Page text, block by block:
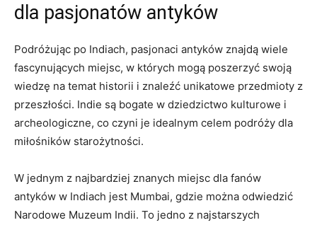
dla pasjonatów⁣ antyków
Podróżując po Indiach, pasjonaci antyków znajdą‌ wiele
fascynujących miejsc, w których mogą‌ poszerzyć swoją
wiedzę na temat historii i znaleźć unikatowe przedmioty z​
przeszłości. Indie⁣ są ⁣bogate w ⁢dziedzictwo kulturowe i
archeologiczne, co czyni ​je idealnym‌ celem ⁤podróży ​dla
miłośników starożytności.
W⁣ jednym z najbardziej znanych miejsc dla ​fanów
antyków w Indiach⁢ jest Mumbai, gdzie można odwiedzić
Narodowe Muzeum Indii. To jedno z​ najstarszych